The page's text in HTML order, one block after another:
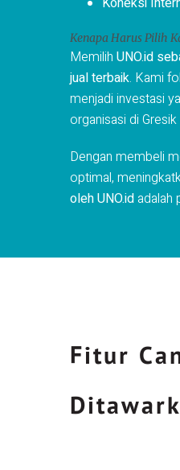
Kenapa Harus Pilih
Memilih UNO.id
jual terbaik. Kami
menjadi investasi
organisasi di
Dengan membeli
optimal,
oleh UNO.idadalah
Fitur